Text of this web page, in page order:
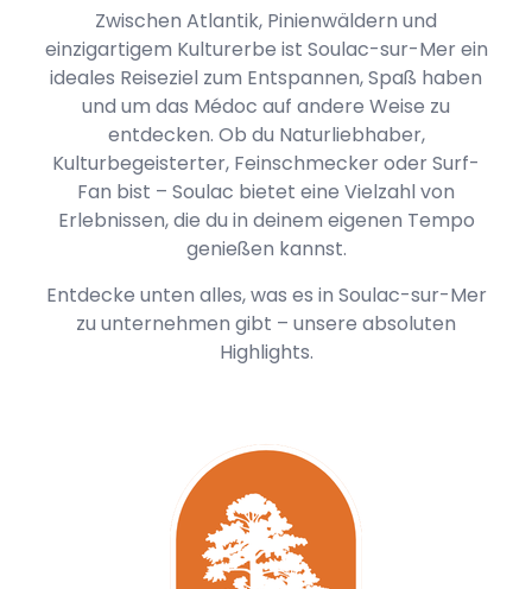
Zwischen Atlantik, Pinienwäldern und
einzigartigem Kulturerbe ist Soulac-sur-Mer ein
ideales Reiseziel zum Entspannen, Spaß haben
und um das Médoc auf andere Weise zu
entdecken. Ob du Naturliebhaber,
Kulturbegeisterter, Feinschmecker oder Surf-
Fan bist – Soulac bietet eine Vielzahl von
Erlebnissen, die du in deinem eigenen Tempo
genießen kannst.
Entdecke unten alles, was es in Soulac-sur-Mer
zu unternehmen gibt – unsere absoluten
Highlights.